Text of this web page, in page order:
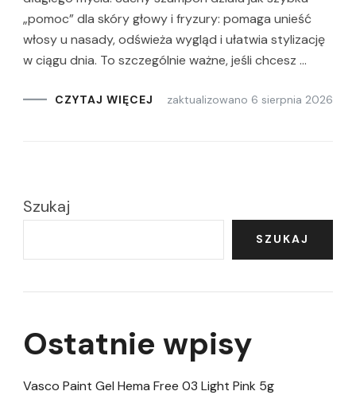
„pomoc” dla skóry głowy i fryzury: pomaga unieść
włosy u nasady, odświeża wygląd i ułatwia stylizację
w ciągu dnia. To szczególnie ważne, jeśli chcesz …
CZYTAJ WIĘCEJ zaktualizowano 6 sierpnia 2026
Szukaj
SZUKAJ
Ostatnie wpisy
Vasco Paint Gel Hema Free 03 Light Pink 5g